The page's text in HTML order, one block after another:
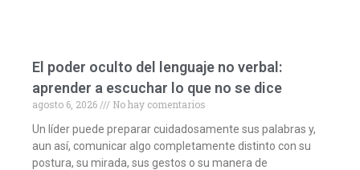
El poder oculto del lenguaje no verbal:
aprender a escuchar lo que no se dice
agosto 6, 2026
No hay comentarios
Un líder puede preparar cuidadosamente sus palabras y,
aun así, comunicar algo completamente distinto con su
postura, su mirada, sus gestos o su manera de